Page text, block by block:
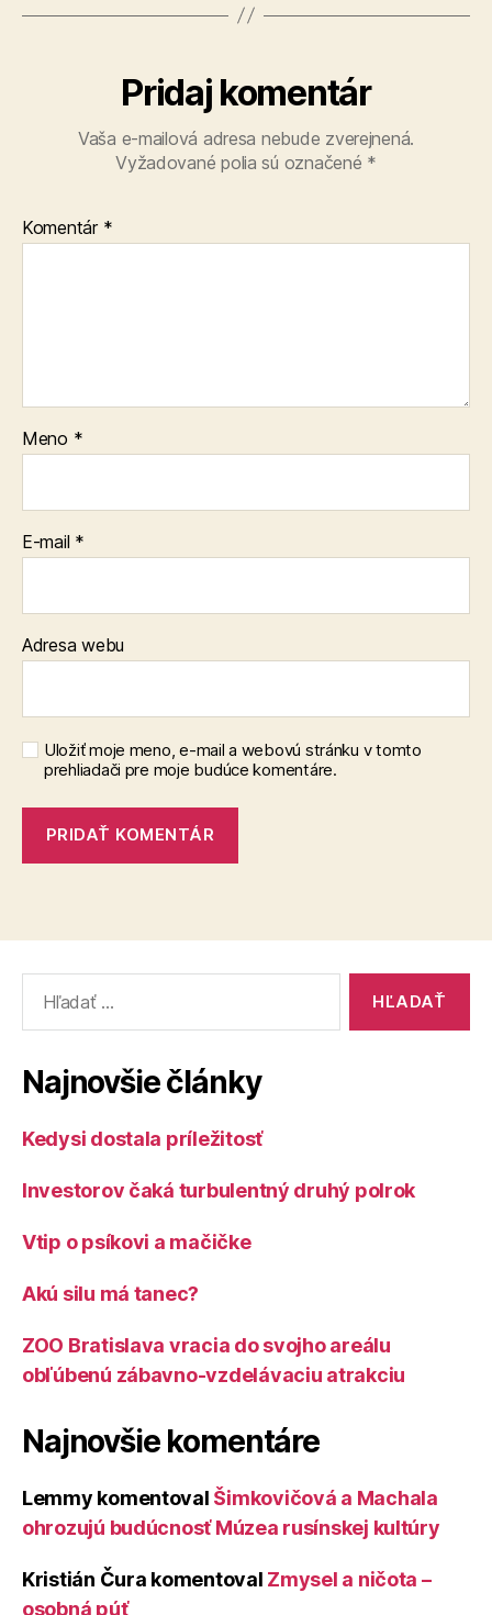
Pridaj komentár
Vaša e-mailová adresa nebude zverejnená.
Vyžadované polia sú označené *
Komentár *
Meno *
E-mail *
Adresa webu
Uložiť moje meno, e-mail a webovú stránku v tomto
prehliadači pre moje budúce komentáre.
Najnovšie články
Kedysi dostala príležitosť
Investorov čaká turbulentný druhý polrok
Vtip o psíkovi a mačičke
Akú silu má tanec?
ZOO Bratislava vracia do svojho areálu
obľúbenú zábavno-vzdelávaciu atrakciu
Najnovšie komentáre
Lemmy komentoval Šimkovičová a Machala
ohrozujú budúcnosť Múzea rusínskej kultúry
Kristián Čura komentoval Zmysel a ničota –
osobná púť